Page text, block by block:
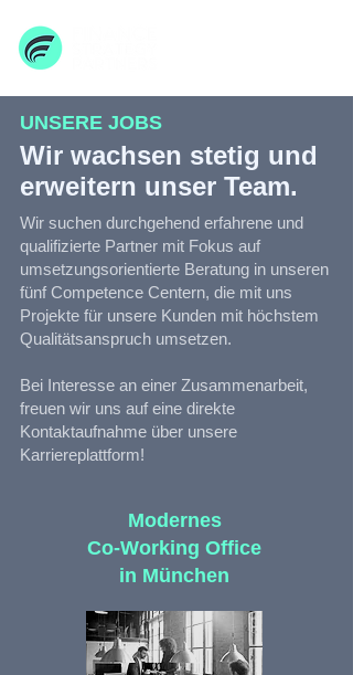
UNSERE JOBS
Wir wachsen stetig und
erweitern unser Team.
Wir suchen durchgehend erfahrene und
qualifizierte Partner mit Fokus auf
umsetzungsorientierte Beratung in unseren
fünf Competence Centern, die mit uns
Projekte für unsere Kunden mit höchstem
Qualitätsanspruch umsetzen.
Bei Interesse an einer Zusammenarbeit,
freuen wir uns auf eine direkte
Kontaktaufnahme über unsere
Karriereplattform!
Modernes
Co-Working Office
in München